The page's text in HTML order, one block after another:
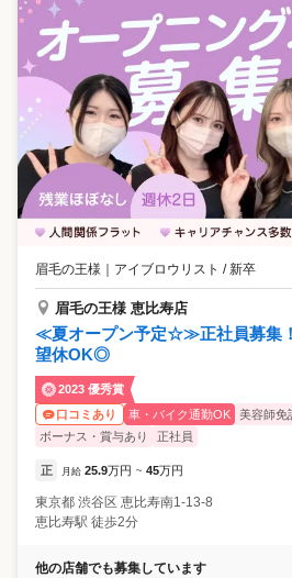
眉毛の王様 アイブロウリスト / 新卒
眉毛の王様 恵比寿店
≪夏オープン予定☆≫正社員募集
望休OK◎
2023 優秀賞
口コミあり
車・バイク通勤OK 美容師免
ボーナス・賞与あり
正社員
正 月給 25.9万円 ~ 45万円
東京都 渋谷区 恵比寿南1-13-8
恵比寿駅 徒歩2分
他の店舗でも募集しています